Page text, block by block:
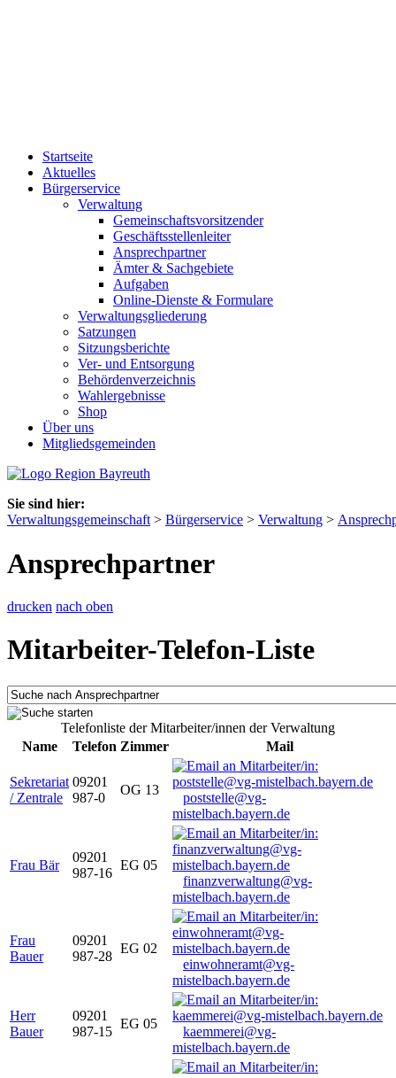
Startseite
Aktuelles
Bürgerservice
Verwaltung
Gemeinschaftsvorsitzender
Geschäftsstellenleiter
Ansprechpartner
Ämter & Sachgebiete
Aufgaben
Online-Dienste & Formulare
Verwaltungsgliederung
Satzungen
Sitzungsberichte
Ver- und Entsorgung
Behördenverzeichnis
Wahlergebnisse
Shop
Über uns
Mitgliedsgemeinden
Sie sind hier:
Verwaltungsgemeinschaft > Bürgerservice > Verwaltung >
Ansprechpartner
drucken nach oben
Mitarbeiter-Telefon-Liste
Telefonliste der Mitarbeiter/innen der Verwaltung
Name
Telefon Zimmer Mail
Sekretariat
/ Zentrale
09201
987-0
OG 13
poststelle@vg-
mistelbach.bayern.de
Frau Bär
09201
987-16
EG 05
finanzverwaltung@vg-
mistelbach.bayern.de
Frau
Bauer
09201
987-28
EG 02
einwohneramt@vg-
mistelbach.bayern.de
Herr
Bauer
09201
987-15
EG 05
kaemmerei@vg-
mistelbach.bayern.de